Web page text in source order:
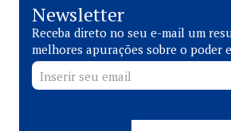
Newsletter
Receba direto no seu e-mail um
melhores apurações sobre o poder